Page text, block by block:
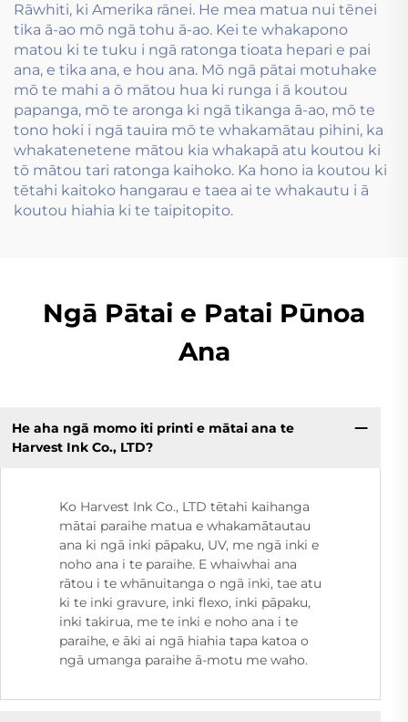
Rāwhiti, ki Amerika rānei. He mea matua nui tēnei
tika ā-ao mō ngā tohu ā-ao. Kei te whakapono
matou ki te tuku i ngā ratonga tioata hepari e pai
ana, e tika ana, e hou ana. Mō ngā pātai motuhake
mō te mahi a ō mātou hua ki runga i ā koutou
papanga, mō te aronga ki ngā tikanga ā-ao, mō te
tono hoki i ngā tauira mō te whakamātau pihini, ka
whakatenetene mātou kia whakapā atu koutou ki
tō mātou tari ratonga kaihoko. Ka hono ia koutou ki
tētahi kaitoko hangarau e taea ai te whakautu i ā
koutou hiahia ki te taipitopito.
Ngā Pātai e Patai Pūnoa
Ana
He aha ngā momo iti printi e mātai ana te
Harvest Ink Co., LTD?
Ko Harvest Ink Co., LTD tētahi kaihanga
mātai paraihe matua e whakamātautau
ana ki ngā inki pāpaku, UV, me ngā inki e
noho ana i te paraihe. E whaiwhai ana
rātou i te whānuitanga o ngā inki, tae atu
ki te inki gravure, inki flexo, inki pāpaku,
inki takirua, me te inki e noho ana i te
paraihe, e āki ai ngā hiahia tapa katoa o
ngā umanga paraihe ā-motu me waho.